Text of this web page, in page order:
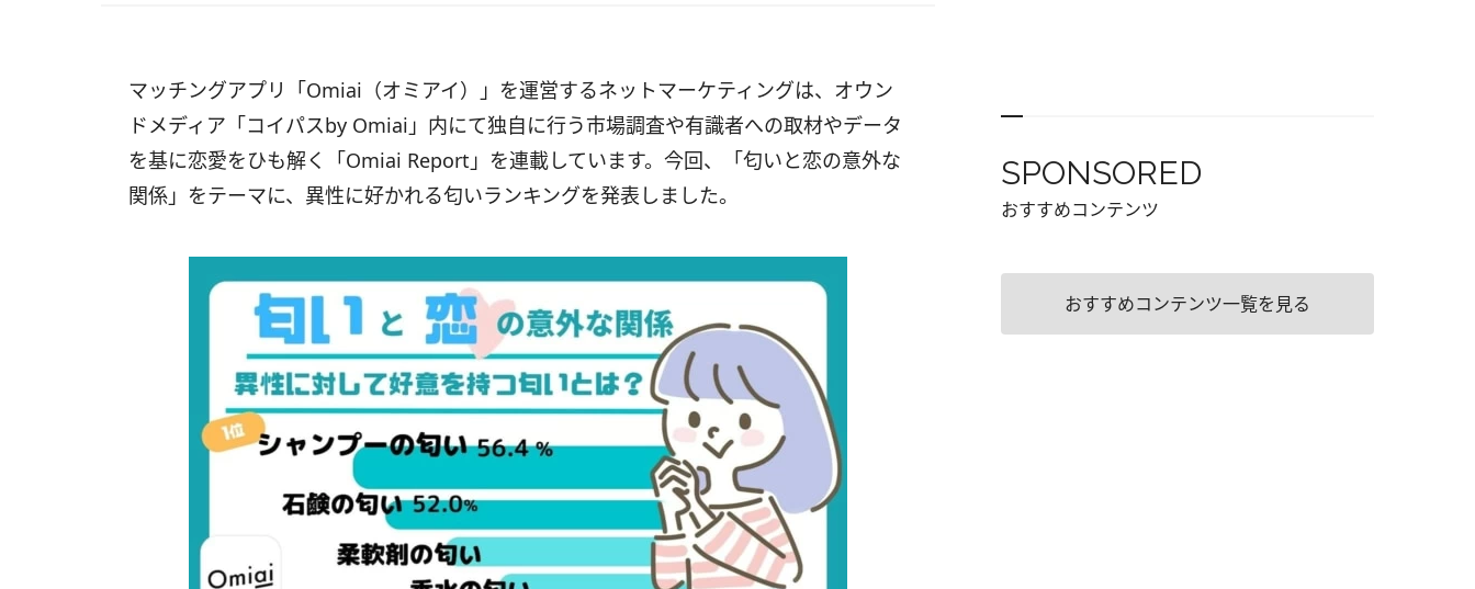
マッチングアプリ「Omiai（オミアイ）」を運営するネットマーケティングは、オウン
ドメディア「コイパスby Omiai」内にて独自に行う市場調査や有識者への取材やデータ
を基に恋愛をひも解く「Omiai Report」を連載しています。今回、「匂いと恋の意外な
関係」をテーマに、異性に好かれる匂いランキングを発表しました。
SPONSORED
おすすめコンテンツ
おすすめコンテンツ一覧を見る